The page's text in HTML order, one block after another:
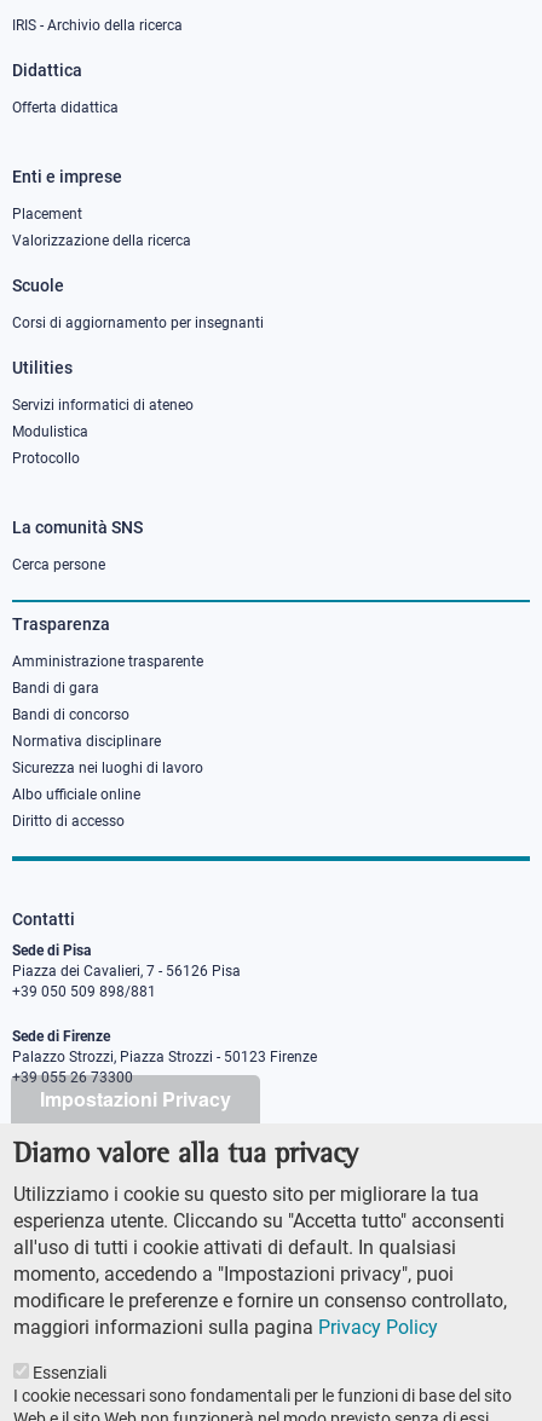
Impostazioni Privacy
Diamo valore alla tua privacy
Utilizziamo i cookie su questo sito per migliorare la tua
esperienza utente. Cliccando su "Accetta tutto" acconsenti
all'uso di tutti i cookie attivati di default. In qualsiasi
momento, accedendo a "Impostazioni privacy", puoi
modificare le preferenze e fornire un consenso controllato,
maggiori informazioni sulla pagina Privacy Policy
Essenziali
I cookie necessari sono fondamentali per le funzioni di base del sito
IRIS - Archivio della ricerca
Didattica
Offerta didattica
Footer
column
Enti e imprese
Placement
Valorizzazione della ricerca
Scuole
Corsi di aggiornamento per insegnanti
Utilities
Servizi informatici di ateneo
Modulistica
Protocollo
Footer
column
3
La comunità SNS
Cerca persone
Trasparenza
Amministrazione trasparente
Bandi di gara
Bandi di concorso
Normativa disciplinare
Sicurezza nei luoghi di lavoro
Albo ufficiale online
Diritto di accesso
Contatti
Sede di Pisa
Piazza dei Cavalieri, 7 - 56126 Pisa
+39 050 509 898/881
Sede di Firenze
Palazzo Strozzi, Piazza Strozzi - 50123 Firenze
+39 055 26 73300
PEC protocollo@pec.sns.it
Codice Fiscale 8000 5050507
Ufficio comunicazione
Addetto stampa
URP - Ufficio relazioni con il pubblico